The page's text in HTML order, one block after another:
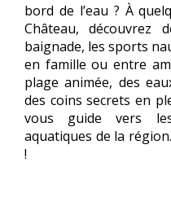
bord de l’eau ? À
Château,
baignade, les sports
en famille ou entre
plage animée, des
des coins secrets en
vous guide vers
aquatiques de la
!